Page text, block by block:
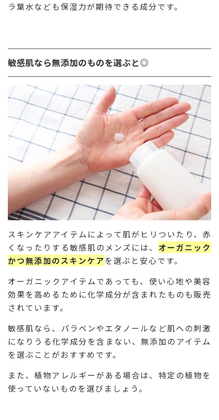
ラ葉水なども保湿力が期待できる成分です。
敏感肌なら無添加のものを選ぶと◎
スキンケアアイテムによって肌がヒリついたり、赤
くなったりする敏感肌のメンズには、 オーガニック
かつ無添加のスキンケアを選ぶと安心です。
オーガニックアイテムであっても、使い心地や美容
効果を高めるために化学成分が含まれたものも販売
されています。
敏感肌なら、パラベンやエタノールなど肌への刺激
になりうる化学成分を含まない、無添加のアイテム
を選ぶことがおすすめです。
また、植物アレルギーがある場合は、特定の植物を
使っていないものを選びましょう。